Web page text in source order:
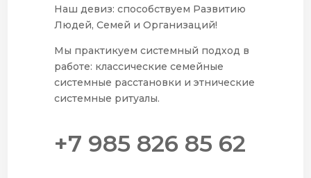
Наш девиз: способствуем Развитию
Людей, Семей и Организаций!
Мы практикуем системный подход в
работе: классические семейные
системные расстановки и этнические
системные ритуалы.
+7 985 826 85 62